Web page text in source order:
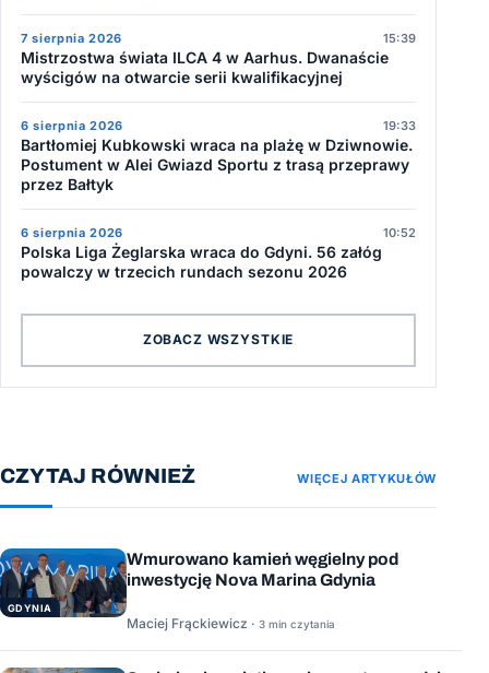
7 sierpnia 2026 15:39
Mistrzostwa świata ILCA 4 w Aarhus. Dwanaście
wyścigów na otwarcie serii kwalifikacyjnej
6 sierpnia 2026 19:33
Bartłomiej Kubkowski wraca na plażę w Dziwnowie.
Postument w Alei Gwiazd Sportu z trasą przeprawy
przez Bałtyk
6 sierpnia 2026 10:52
Polska Liga Żeglarska wraca do Gdyni. 56 załóg
powalczy w trzecich rundach sezonu 2026
ZOBACZ WSZYSTKIE
CZYTAJ RÓWNIEŻ WIĘCEJ ARTYKUŁÓW
GDYNIA
Wmurowano kamień węgielny pod
inwestycję Nova Marina Gdynia
Maciej Frąckiewicz · 3 min czytania